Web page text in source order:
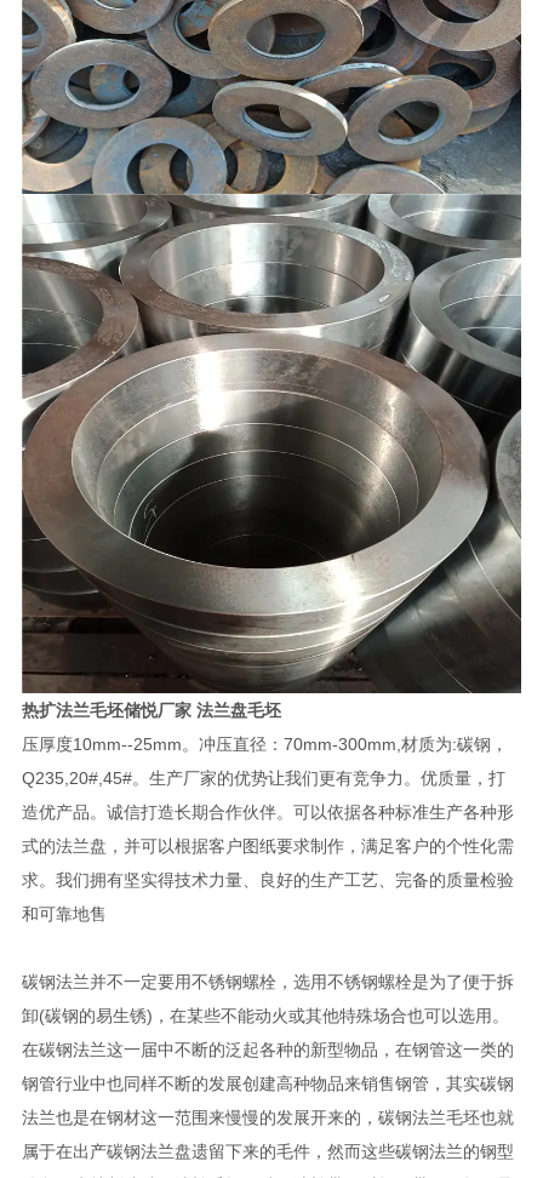
热扩法兰毛坯储悦厂家 法兰盘毛坯
压厚度10mm--25mm。冲压直径：70mm-300mm,材质为:碳钢，
Q235,20#,45#。生产厂家的优势让我们更有竞争力。优质量，打
造优产品。诚信打造长期合作伙伴。可以依据各种标准生产各种形
式的法兰盘，并可以根据客户图纸要求制作，满足客户的个性化需
求。我们拥有坚实得技术力量、良好的生产工艺、完备的质量检验
和可靠地售
碳钢法兰并不一定要用不锈钢螺栓，选用不锈钢螺栓是为了便于拆
卸(碳钢的易生锈)，在某些不能动火或其他特殊场合也可以选用。
在碳钢法兰这一届中不断的泛起各种的新型物品，在钢管这一类的
钢管行业中也同样不断的发展创建高种物品来销售钢管，其实碳钢
法兰也是在钢材这一范围来慢慢的发展开来的，碳钢法兰毛坯也就
属于在出产碳钢法兰盘遗留下来的毛件，然而这些碳钢法兰的钢型